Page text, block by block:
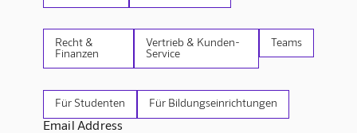
Recht &
Finanzen
Vertrieb & Kunden-
Service
Teams
Für Studenten Für Bildungseinrichtungen
Email Address